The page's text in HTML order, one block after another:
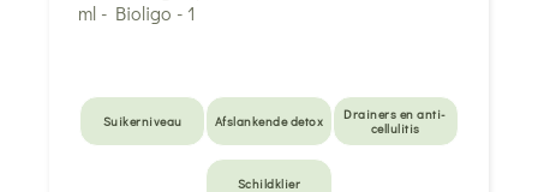
Suikerniveau Afslankende detox
Drainers en anti-
cellulitis
Schildklier